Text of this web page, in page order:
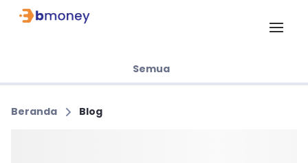
Semua
Beranda Blog